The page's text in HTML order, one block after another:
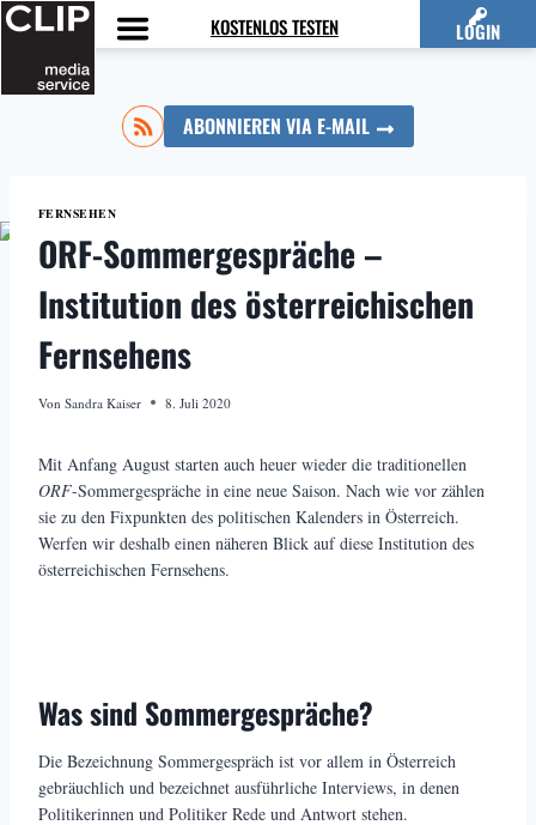
Zum
Inhalt
springen
KOSTENLOS TESTEN LOGIN
ABONNIEREN VIA E-MAIL
FERNSEHEN
ORF-Sommergespräche –
Institution des österreichischen
Fernsehens
Von Sandra Kaiser 8. Juli 2020
Mit Anfang August starten auch heuer wieder die traditionellen
ORF-Sommergespräche in eine neue Saison. Nach wie vor zählen
sie zu den Fixpunkten des politischen Kalenders in Österreich.
Werfen wir deshalb einen näheren Blick auf diese Institution des
österreichischen Fernsehens.
Was sind Sommergespräche?
Die Bezeichnung Sommergespräch ist vor allem in Österreich
gebräuchlich und bezeichnet ausführliche Interviews, in denen
Politikerinnen und Politiker Rede und Antwort stehen.